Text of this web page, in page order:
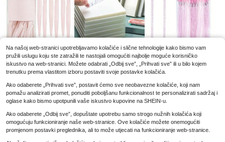
2.65€ 3.25€ 2.85€
Na našoj web-stranici upotrebljavamo kolačiće i slične tehnologije kako bismo vam
pružili uslugu koju ste zatražili te nastojali omogućiti najbolje moguće korisničko
iskustvo na web-stranici. Možete odabrati „Odbij sve”, „Prihvati sve” ili u bilo kojem
trenutku prema vlastitom izboru postaviti svoje postavke kolačića.
Ako odaberete „Prihvati sve”, postavit ćemo sve neobavezne kolačiće, koji nam
pomažu analizirati promet, ponuditi poboljšanu funkcionalnost te personalizirati sadržaj i
oglase kako bismo upotpunili vaše iskustvo kupovine na SHEIN-u.
Ako odaberete „Odbij sve”, dopuštate upotrebu samo strogo nužnih kolačića koji
omogućuju funkcioniranje naše web-stranice. Ove kolačiće možete onemogućiti
promjenom postavki preglednika, ali to može utjecati na funkcioniranje web-stranice.